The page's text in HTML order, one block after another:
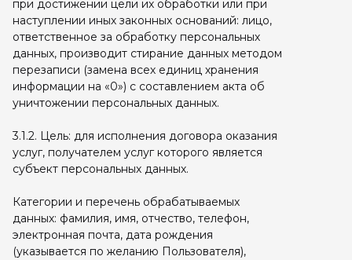
при достижении цели их обработки или при
наступлении иных законных оснований: лицо,
ответственное за обработку персональных
данных, производит стирание данных методом
перезаписи (замена всех единиц хранения
информации на «0») с составлением акта об
уничтожении персональных данных.
3.1.2. Цель: для исполнения договора оказания
услуг, получателем услуг которого является
субъект персональных данных.
Категории и перечень обрабатываемых
данных: фамилия, имя, отчество, телефон,
электронная почта, дата рождения
(указывается по желанию Пользователя),